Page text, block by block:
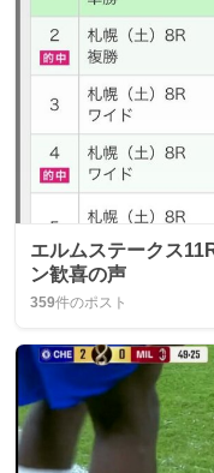
エルムステークス
ン歓喜の声
359件のポスト